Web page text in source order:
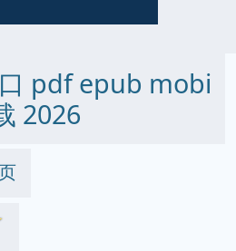
pdf epub mobi
2026